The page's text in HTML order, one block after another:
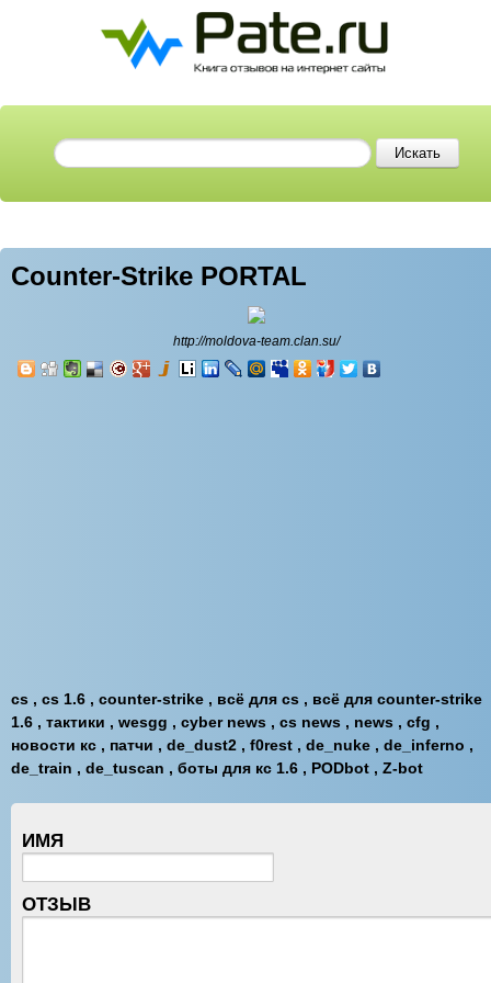
Counter-Strike PORTAL
http://moldova-team.clan.su/
cs , cs 1.6 , counter-strike , всё для cs , всё для counter-strike
1.6 , тактики , wesgg , cyber news , cs news , news , cfg ,
новости кс , патчи , de_dust2 , f0rest , de_nuke , de_inferno ,
de_train , de_tuscan , боты для кс 1.6 , PODbot , Z-bot
ИМЯ
ОТЗЫВ